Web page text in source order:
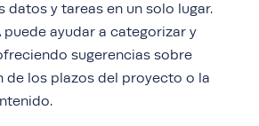
datos y tareas en un solo lugar.
puede ayudar a categorizar y
sugerencias sobre
de los plazos del proyecto o la